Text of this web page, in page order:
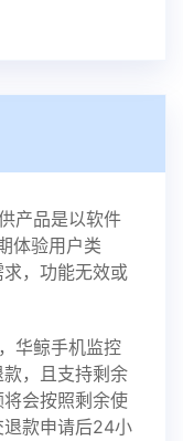
产品是以软件
体验用户类
，功能无效或
华鲸手机监控
，且支持剩余
会按照剩余使
款申请后24小